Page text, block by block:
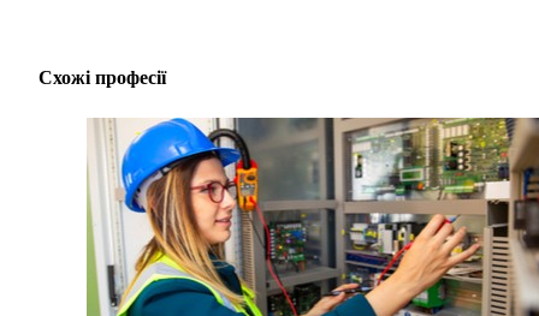
Схожі професії